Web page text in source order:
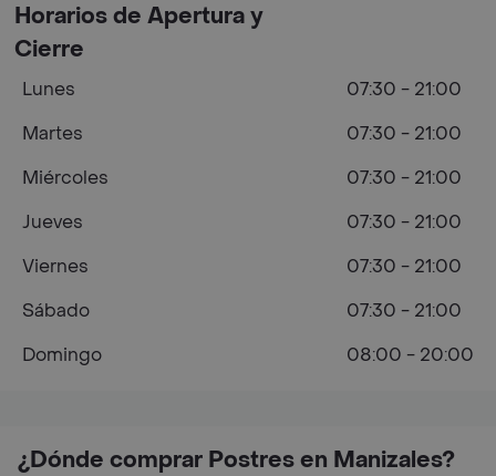
¿Dónde comprar Postres en Manizales?
Horarios de Apertura y
Cierre
Lunes
07:30 - 21:00
Martes
07:30 - 21:00
Miércoles
07:30 - 21:00
Jueves
07:30 - 21:00
Viernes
07:30 - 21:00
Sábado
07:30 - 21:00
Domingo
08:00 - 20:00